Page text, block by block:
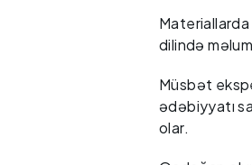
Materiallarda
dilində
Müsbət
ədəbiyyatı
olar.